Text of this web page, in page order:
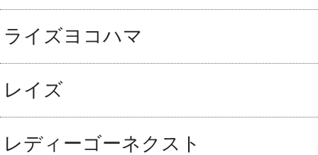
ライズヨコハマ
レイズ
レディーゴーネクスト